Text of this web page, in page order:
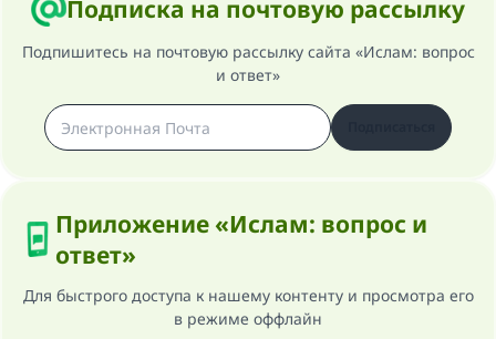
Подписка на почтовую рассылку
Подпишитесь на почтовую рассылку сайта «Ислам: вопрос
и ответ»
Приложение «Ислам: вопрос и
ответ»
Для быстрого доступа к нашему контенту и просмотра его
в режиме оффлайн